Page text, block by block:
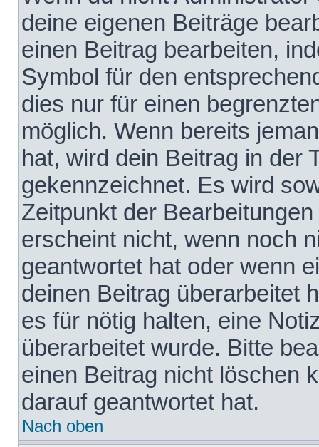
deine eigenen Beiträge
einen Beitrag bearbeiten,
Symbol für den
dies nur für einen
möglich. Wenn bereits
hat, wird dein Beitrag in der
gekennzeichnet. Es wird
Zeitpunkt der
erscheint nicht, wenn noch
geantwortet hat oder wenn
deinen Beitrag überarbeitet
es für nötig halten, eine
überarbeitet wurde. Bitte
einen Beitrag nicht löschen
darauf geantwortet hat.
Nach oben